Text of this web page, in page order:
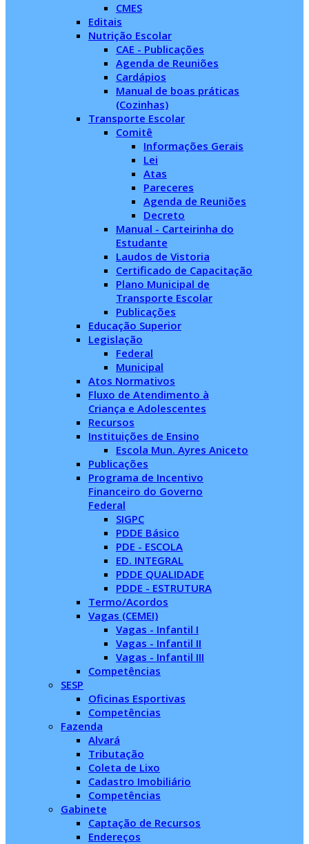
CMES
Editais
Nutrição Escolar
CAE - Publicações
Agenda de Reuniões
Cardápios
Manual de boas práticas
(Cozinhas)
Transporte Escolar
Comitê
Informações Gerais
Lei
Atas
Pareceres
Agenda de Reuniões
Decreto
Manual - Carteirinha do
Estudante
Laudos de Vistoria
Certificado de Capacitação
Plano Municipal de
Transporte Escolar
Publicações
Educação Superior
Legislação
Federal
Municipal
Atos Normativos
Fluxo de Atendimento à
Criança e Adolescentes
Recursos
Instituições de Ensino
Escola Mun. Ayres Aniceto
Publicações
Programa de Incentivo
Financeiro do Governo
Federal
SIGPC
PDDE Básico
PDE - ESCOLA
ED. INTEGRAL
PDDE QUALIDADE
PDDE - ESTRUTURA
Termo/Acordos
Vagas (CEMEI)
Vagas - Infantil I
Vagas - Infantil II
Vagas - Infantil III
Competências
SESP
Oficinas Esportivas
Competências
Fazenda
Alvará
Tributação
Coleta de Lixo
Cadastro Imobiliário
Competências
Gabinete
Captação de Recursos
Endereços